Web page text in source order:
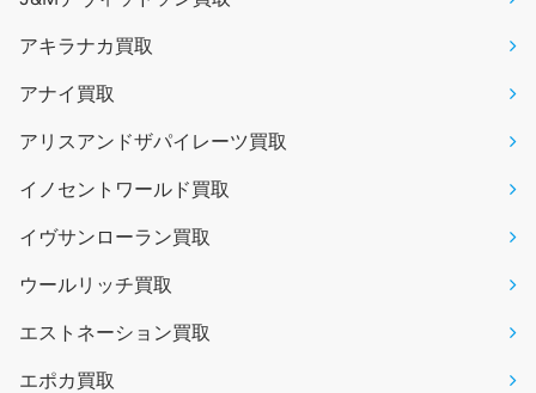
アキラナカ買取
アナイ買取
アリスアンドザパイレーツ買取
イノセントワールド買取
イヴサンローラン買取
ウールリッチ買取
エストネーション買取
エポカ買取